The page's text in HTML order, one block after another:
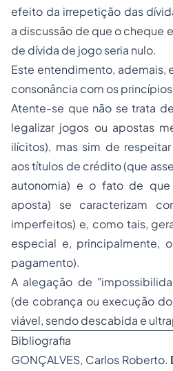
efeito da irrepetição das
a discussão de que o cheque
de dívida de jogo seria nulo.
Este entendimento, ademais,
consonância com os
Atente-se que não se trata
legalizar jogos ou apostas
ilícitos), mas sim de
aostítulos de crédito(que
autonomia) e o fato de
aposta) se caracterizam
imperfeitos) e, como tais,
especial e, principalmente,
pagamento).
A alegação de
(de cobrança ou execução
viável, sendo descabida e
Bibliografia
GONÇALVES, Carlos Roberto.